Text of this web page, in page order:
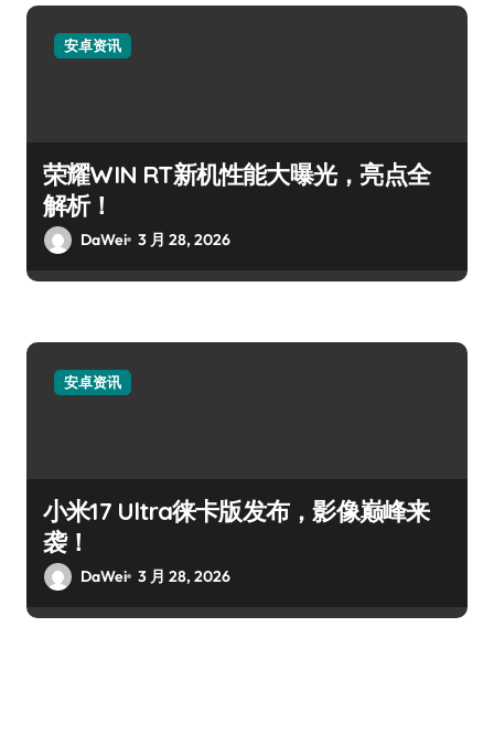
安卓资讯
荣耀WIN RT新机性能大曝光，亮点全
解析！
DaWei 3 月 28, 2026
安卓资讯
小米17 Ultra徕卡版发布，影像巅峰来
袭！
DaWei 3 月 28, 2026